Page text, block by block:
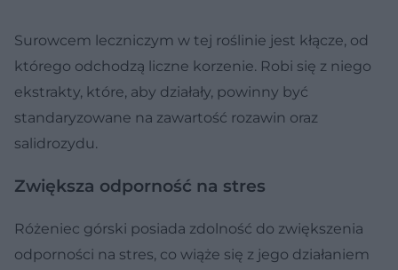
Surowcem leczniczym w tej roślinie jest kłącze, od
którego odchodzą liczne korzenie. Robi się z niego
ekstrakty, które, aby działały, powinny być
standaryzowane na zawartość rozawin oraz
salidrozydu.
Zwiększa odporność na stres
Różeniec górski posiada zdolność do zwiększenia
odporności na stres, co wiąże się z jego działaniem